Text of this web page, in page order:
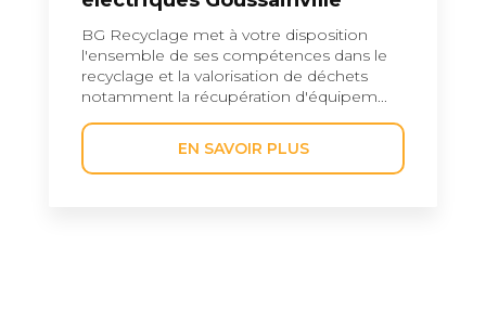
BG Recyclage met à votre disposition
l'ensemble de ses compétences dans le
recyclage et la valorisation de déchets
notamment la récupération d'équipem...
EN SAVOIR PLUS